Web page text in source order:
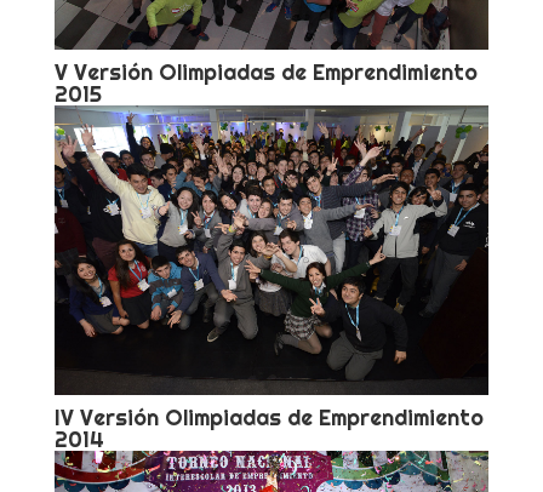
V Versión Olimpiadas de Emprendimiento
2015
IV Versión Olimpiadas de Emprendimiento
2014